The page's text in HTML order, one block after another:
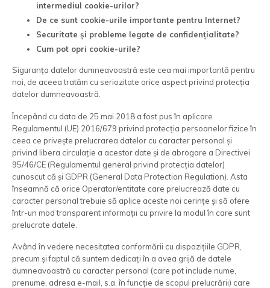
intermediul cookie-urilor?
De ce sunt cookie-urile importante pentru Internet?
Securitate și probleme legate de confidențialitate?
Cum pot opri cookie-urile?
Siguranța datelor dumneavoastră este cea mai importantă pentru
noi, de aceea tratăm cu seriozitate orice aspect privind protecția
datelor dumneavoastră.
Începând cu data de 25 mai 2018 a fost pus în aplicare
Regulamentul (UE) 2016/679 privind protecția persoanelor fizice în
ceea ce privește prelucrarea datelor cu caracter personal și
privind libera circulație a acestor date și de abrogare a Directivei
95/46/CE (Regulamentul general privind protecția datelor)
cunoscut că și GDPR (General Data Protection Regulation). Asta
înseamnă că orice Operator/entitate care prelucrează date cu
caracter personal trebuie să aplice aceste noi cerințe și să ofere
într-un mod transparent informații cu privire la modul în care sunt
prelucrate datele.
Având în vedere necesitatea conformării cu dispozițiile GDPR,
precum și faptul că suntem dedicați în a avea grijă de datele
dumneavoastră cu caracter personal (care pot include nume,
prenume, adresa e-mail, s.a. în funcție de scopul prelucrării) care